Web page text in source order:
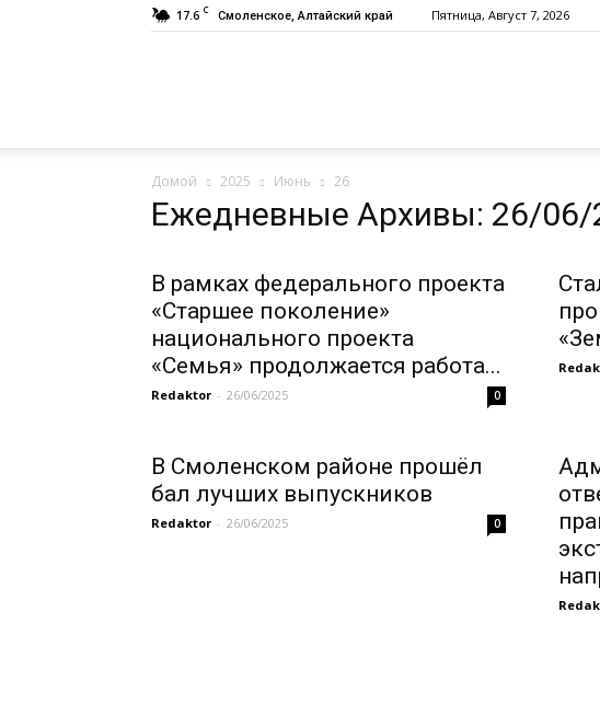
17.6 C Смоленское, Алтайский край Пятница, Август 7, 2026
«Заря»
Домой 2025 Июнь 26
Ежедневные Архивы: 26/06/
В рамках федерального проекта
«Старшее поколение»
национального проекта
«Семья» продолжается работа...
Redaktor - 26/06/2025 0
В Смоленском районе прошёл
бал лучших выпускников
Redaktor - 26/06/2025 0